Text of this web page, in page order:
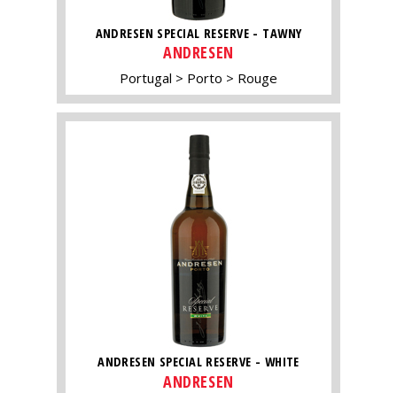
ANDRESEN SPECIAL RESERVE - TAWNY
ANDRESEN
Portugal Porto Rouge
ANDRESEN SPECIAL RESERVE - WHITE
ANDRESEN